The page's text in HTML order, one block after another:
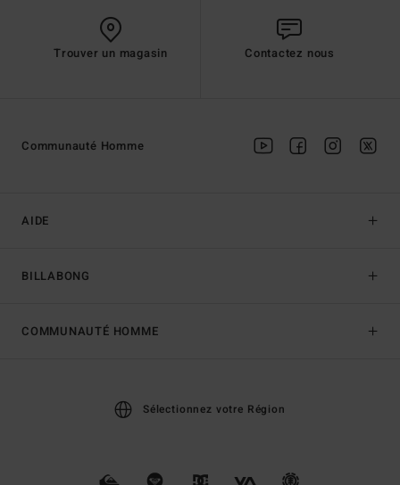
Trouver un magasin Contactez nous
AIDE
BILLABONG
Communauté Homme
COMMUNAUTÉ HOMME
Sélectionnez votre Région